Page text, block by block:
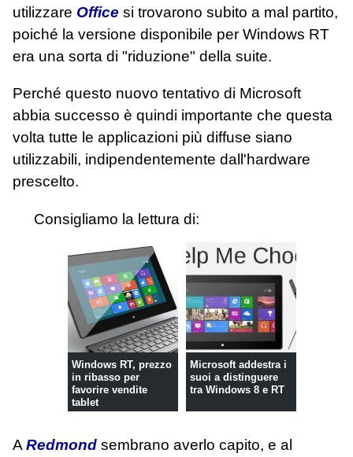
utilizzare Office si trovarono subito a mal partito,
poiché la versione disponibile per Windows RT
era una sorta di "riduzione" della suite.
Perché questo nuovo tentativo di Microsoft
abbia successo è quindi importante che questa
volta tutte le applicazioni più diffuse siano
utilizzabili, indipendentemente dall'hardware
prescelto.
Consigliamo la lettura di:
Windows RT, prezzo
in ribasso per
favorire vendite
tablet
Microsoft addestra i
suoi a distinguere
tra Windows 8 e RT
A Redmond sembrano averlo capito, e al